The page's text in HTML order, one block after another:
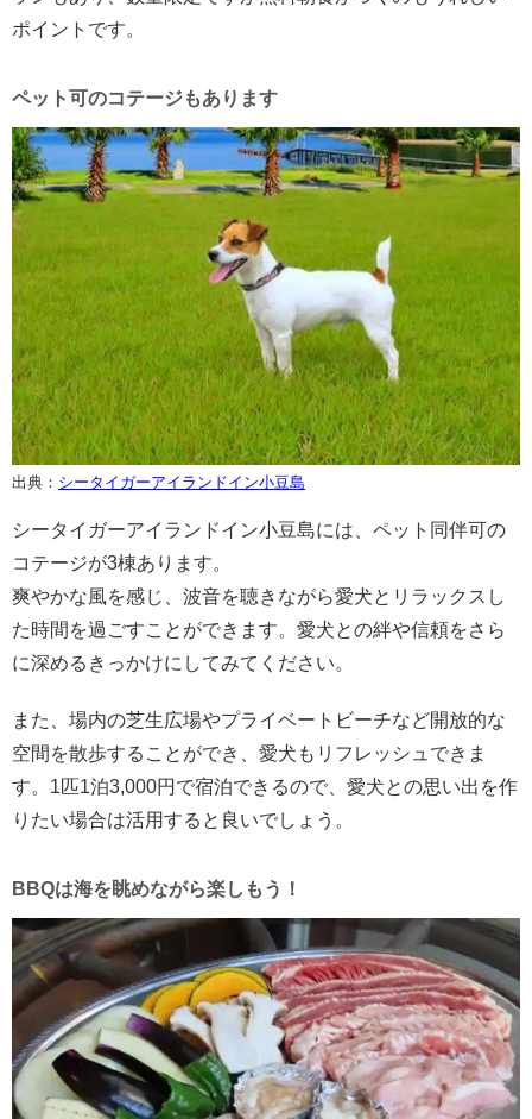
ポイントです。
ペット可のコテージもあります
出典： シータイガーアイランドイン小豆島
シータイガーアイランドイン小豆島には、ペット同伴可の
コテージが3棟あります。
爽やかな風を感じ、波音を聴きながら愛犬とリラックスし
た時間を過ごすことができます。愛犬との絆や信頼をさら
に深めるきっかけにしてみてください。
また、場内の芝生広場やプライベートビーチなど開放的な
空間を散歩することができ、愛犬もリフレッシュできま
す。1匹1泊3,000円で宿泊できるので、愛犬との思い出を作
りたい場合は活用すると良いでしょう。
BBQは海を眺めながら楽しもう！